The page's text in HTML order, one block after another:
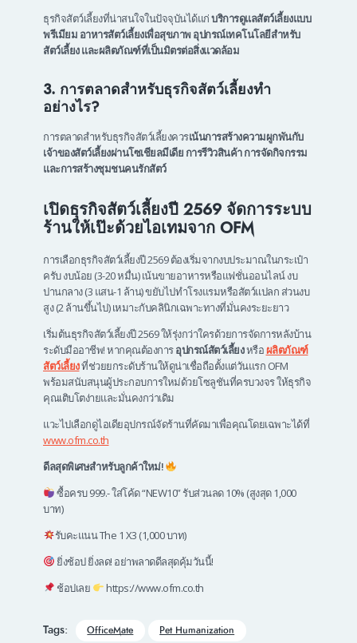
ธุรกิจสัตว์เลี้ยงที่น่าสนใจในปัจจุบันได้แก่บริการดูแลสัตว์เลี้ยงแบบ
พรีเมียม อาหารสัตว์เลี้ยงเพื่อสุขภาพ อุปกรณ์เทคโนโลยีสำหรับ
สัตว์เลี้ยง และผลิตภัณฑ์ที่เป็นมิตรต่อสิ่งแวดล้อม
3. การตลาดสำหรับธุรกิจสัตว์เลี้ยงทำ
อย่างไร?
การตลาดสำหรับธุรกิจสัตว์เลี้ยงควรเน้นการสร้างความผูกพันกับ
เจ้าของสัตว์เลี้ยงผ่านโซเชียลมีเดีย การรีวิวสินค้า การจัดกิจกรรม
และการสร้างชุมชนคนรักสัตว์
เปิดธุรกิจสัตว์เลี้ยงปี 2569 จัดการระบบ
ร้านให้เป๊ะด้วยไอเทมจาก OFM
การเลือกธุรกิจสัตว์เลี้ยงปี 2569 ต้องเริ่มจากงบประมาณในกระเป๋า
ครับ งบน้อย (3-20 หมื่น) เน้นขายอาหารหรือแฟชั่นออนไลน์ งบ
ปานกลาง (3 แสน-1 ล้าน) ขยับไปทำโรงแรมหรือสัตว์แปลก ส่วนงบ
สูง (2 ล้านขึ้นไป) เหมาะกับคลินิกเฉพาะทางที่มั่นคงระยะยาว
เริ่มต้นธุรกิจสัตว์เลี้ยงปี 2569 ให้รุ่งกว่าใครด้วยการจัดการหลังบ้าน
ระดับมืออาชีพ! หากคุณต้องการอุปกรณ์สัตว์เลี้ยงหรือผลิตภัณฑ์
สัตว์เลี้ยงที่ช่วยยกระดับร้านให้ดูน่าเชื่อถือตั้งแต่วันแรก OFM
พร้อมสนับสนุนผู้ประกอบการใหม่ด้วยโซลูชันที่ครบวงจร ให้ธุรกิจ
คุณเติบโตง่ายและมั่นคงกว่าเดิม
แวะไปเลือกดูไอเดียอุปกรณ์จัดร้านที่คัดมาเพื่อคุณโดยเฉพาะได้ที่
www.ofm.co.th
ดีลสุดพิเศษสำหรับลูกค้าใหม่!
ซื้อครบ 999.- ใส่โค้ด “NEW10” รับส่วนลด 10% (สูงสุด 1,000
บาท)
รับคะแนน The 1 X3 (1,000 บาท)
ยิ่งช้อป ยิ่งลด! อย่าพลาดดีลสุดคุ้มวันนี้!
ช้อปเลย
https://www.ofm.co.th
Tags: OfficeMate
Pet Humanization